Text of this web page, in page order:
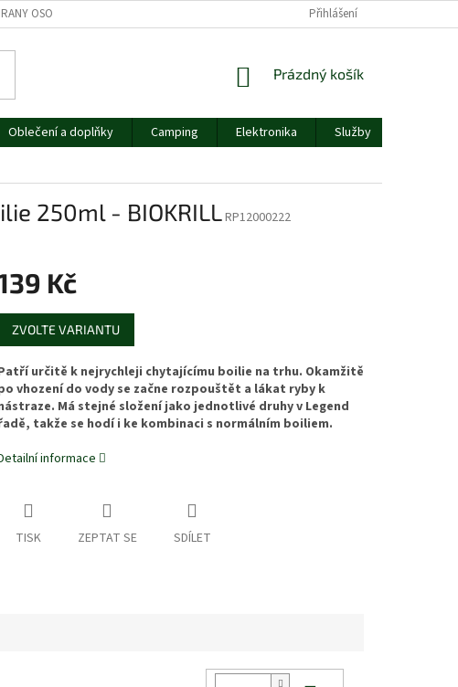
OSOBNÍCH ÚDAJŮ Přihlášení
NÁKUPNÍ
Prázdný košík
Oblečení a doplňky Camping Elektronika Služby
250ml - BIOKRILLRP12000222
Kč
cena:
ZVOLTE VARIANTU
určitě k nejrychleji chytajícímu boilie na trhu. Okamžitě
vhození do vody se začne rozpouštět a lákat ryby k
Má stejné složení jako jednotlivé druhy v Legend
takže se hodí i ke kombinaci s normálním boiliem.
informace
TISK ZEPTAT SE SDÍLET